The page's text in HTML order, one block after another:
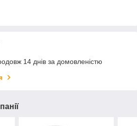
14 днів за домовленістю